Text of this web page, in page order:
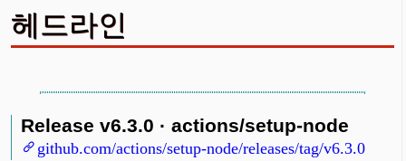
헤드라인
Release v6.3.0 · actions/setup-node
github.com/actions/setup-node/releases/tag/v6.3.0